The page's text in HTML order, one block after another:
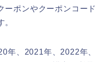
ーポンやクーポンコード
年、2021年、2022年、